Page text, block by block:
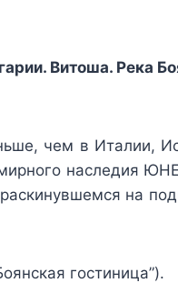
Витоша. Река
чем в Италии,
наследия
на
гостиница”).